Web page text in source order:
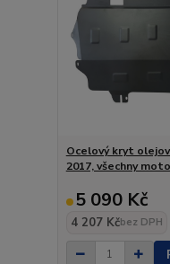
Ocelový kryt
2017, všechny
5 090 Kč
4 207 Kčbez DPH